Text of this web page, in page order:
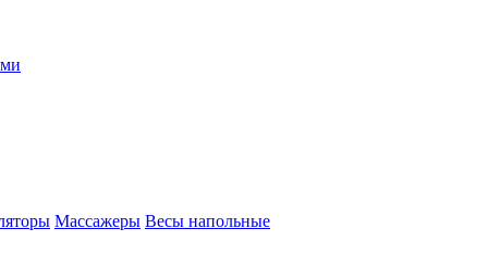
Массажеры Весы напольные